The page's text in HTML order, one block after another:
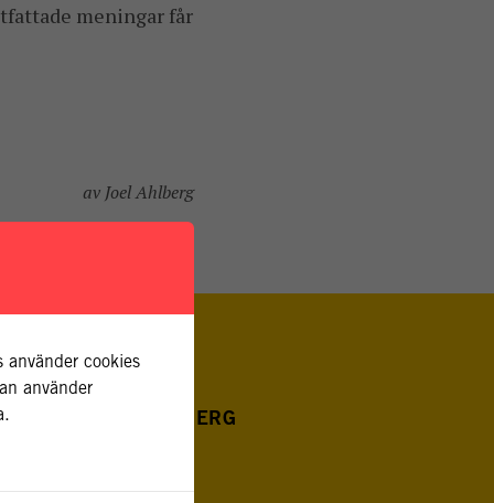
meningar får
av Joel Ahlberg
AV JOEL AHLBERG
använder cookies
använder